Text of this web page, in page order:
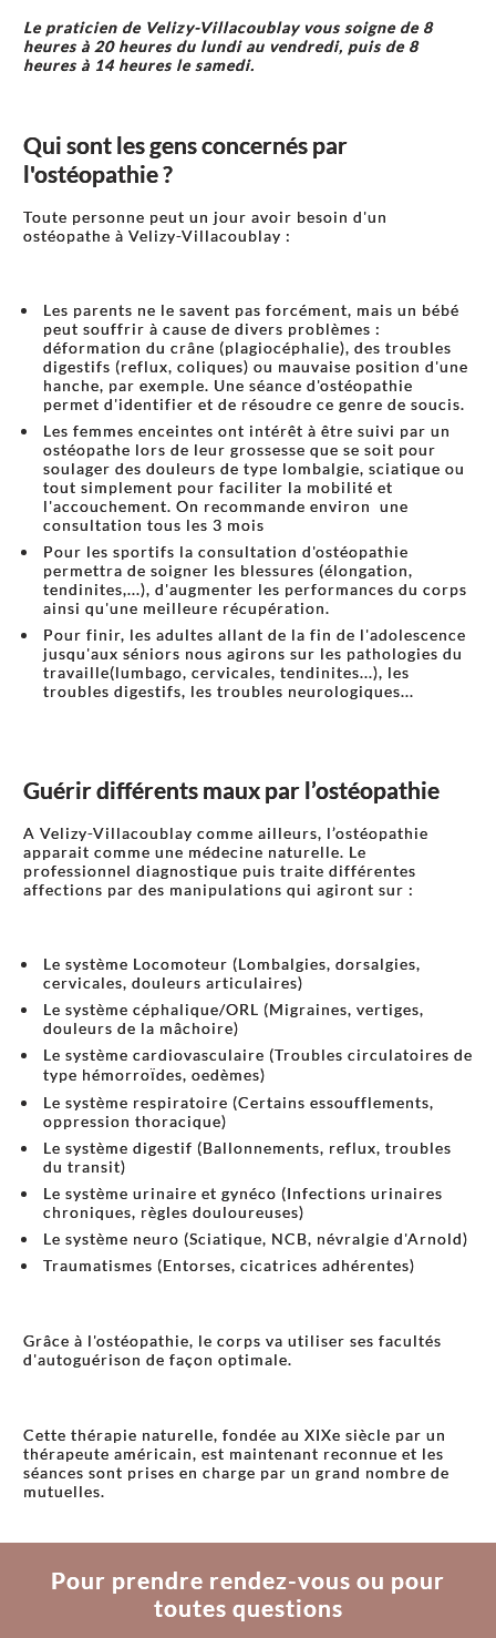
Le praticien de Velizy-Villacoublay vous soigne de 8
heures à 20 heures du lundi au vendredi, puis de 8
heures à 14 heures le samedi.
Qui sont les gens concernés par
l'ostéopathie ?
Toute personne peut un jour avoir besoin d'un
ostéopathe à Velizy-Villacoublay :
Les parents ne le savent pas forcément, mais un bébé
peut souffrir à cause de divers problèmes :
déformation du crâne (plagiocéphalie), des troubles
digestifs (reflux, coliques) ou mauvaise position d'une
hanche, par exemple. Une séance d'ostéopathie
permet d'identifier et de résoudre ce genre de soucis.
Les femmes enceintes ont intérêt à être suivi par un
ostéopathe lors de leur grossesse que se soit pour
soulager des douleurs de type lombalgie, sciatique ou
tout simplement pour faciliter la mobilité et
l'accouchement. On recommande environ une
consultation tous les 3 mois
Pour les sportifs la consultation d'ostéopathie
permettra de soigner les blessures (élongation,
tendinites,...), d'augmenter les performances du corps
ainsi qu'une meilleure récupération.
Pour finir, les adultes allant de la fin de l'adolescence
jusqu'aux séniors nous agirons sur les pathologies du
travaille(lumbago, cervicales, tendinites...), les
troubles digestifs, les troubles neurologiques...
Guérir différents maux par l’ostéopathie
A Velizy-Villacoublay comme ailleurs, l’ostéopathie
apparait comme une médecine naturelle. Le
professionnel diagnostique puis traite différentes
affections par des manipulations qui agiront sur :
Le système Locomoteur (Lombalgies, dorsalgies,
cervicales, douleurs articulaires)
Le système céphalique/ORL (Migraines, vertiges,
douleurs de la mâchoire)
Le système cardiovasculaire (Troubles circulatoires de
type hémorroïdes, oedèmes)
Le système respiratoire (Certains essoufflements,
oppression thoracique)
Le système digestif (Ballonnements, reflux, troubles
du transit)
Le système urinaire et gynéco (Infections urinaires
chroniques, règles douloureuses)
Le système neuro (Sciatique, NCB, névralgie d'Arnold)
Traumatismes (Entorses, cicatrices adhérentes)
Grâce à l'ostéopathie, le corps va utiliser ses facultés
d'autoguérison de façon optimale.
Cette thérapie naturelle, fondée au XIXe siècle par un
thérapeute américain, est maintenant reconnue et les
séances sont prises en charge par un grand nombre de
mutuelles.
Pour prendre rendez-vous ou pour
toutes questions